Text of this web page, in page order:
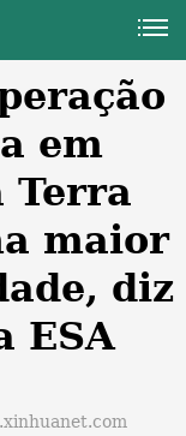
em
Terra
maior
diz
ESA